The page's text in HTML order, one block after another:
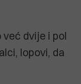
već dvije i pol
lopovi, da